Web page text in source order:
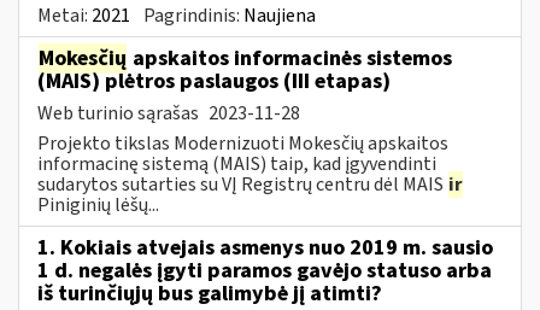
Metai: 2021 Pagrindinis: Naujiena
Mokesčių apskaitos informacinės sistemos
(MAIS) plėtros paslaugos (III etapas)
Web turinio sąrašas 2023-11-28
Projekto tikslas Modernizuoti Mokesčių apskaitos
informacinę sistemą (MAIS) taip, kad įgyvendinti
sudarytos sutarties su VĮ Registrų centru dėl MAIS ir
Piniginių lėšų...
1. Kokiais atvejais asmenys nuo 2019 m. sausio
1 d. negalės įgyti paramos gavėjo statuso arba
iš turinčiųjų bus galimybė jį atimti?